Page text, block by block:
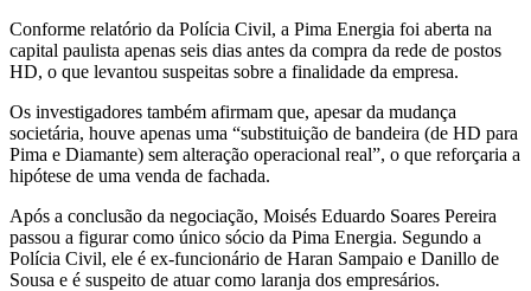
Conforme relatório da Polícia Civil, a Pima Energia foi aberta na
capital paulista apenas seis dias antes da compra da rede de postos
HD, o que levantou suspeitas sobre a finalidade da empresa.
Os investigadores também afirmam que, apesar da mudança
societária, houve apenas uma “substituição de bandeira (de HD para
Pima e Diamante) sem alteração operacional real”, o que reforçaria a
hipótese de uma venda de fachada.
Após a conclusão da negociação, Moisés Eduardo Soares Pereira
passou a figurar como único sócio da Pima Energia. Segundo a
Polícia Civil, ele é ex-funcionário de Haran Sampaio e Danillo de
Sousa e é suspeito de atuar como laranja dos empresários.